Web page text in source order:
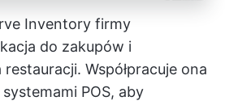
Inventory firmy
do zakupów i
Współpracuje ona
POS, aby